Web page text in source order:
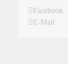
Facebook
E-Mail